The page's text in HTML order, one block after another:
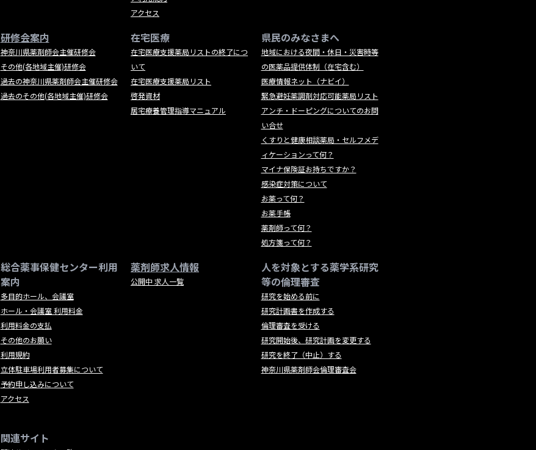
アクセス
研修会案内
神奈川県薬剤師会主催研修会
その他(各地域主催)研修会
過去の神奈川県薬剤師会主催研修会
過去のその他(各地域主催)研修会
在宅医療
在宅医療支援薬局リストの終了につ
いて
在宅医療支援薬局リスト
啓発資材
居宅療養管理指導マニュアル
県民のみなさまへ
地域における夜間・休日・災害時等
の医薬品提供体制（在宅含む）
医療情報ネット（ナビイ）
緊急避妊薬調剤対応可能薬局リスト
アンチ・ドーピングについてのお問
い合せ
くすりと健康相談薬局・セルフメデ
ィケーションって何？
マイナ保険証お持ちですか？
感染症対策について
お薬って何？
お薬手帳
薬剤師って何？
処方箋って何？
総合薬事保健センター利用
案内
多目的ホール、会議室
ホール・会議室 利用料金
利用料金の支払
その他のお願い
利用規約
立体駐車場利用者募集について
予約申し込みについて
アクセス
薬剤師求人情報
公開中 求人一覧
人を対象とする薬学系研究
等の倫理審査
研究を始める前に
研究計画書を作成する
倫理審査を受ける
研究開始後、研究計画を変更する
研究を終了（中止）する
神奈川県薬剤師会倫理審査会
関連サイト